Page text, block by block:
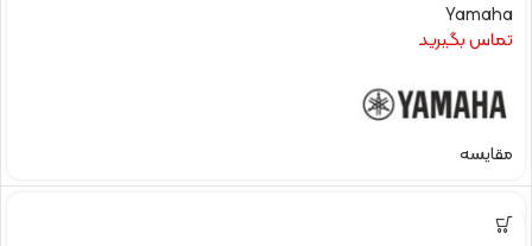
Yamaha
تماس بگیرید
مقایسه